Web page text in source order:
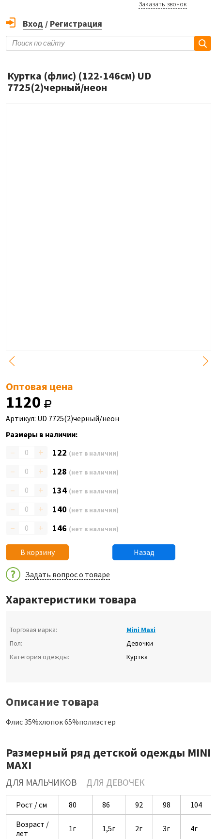
Заказать звонок
Вход / Регистрация
Куртка (флис) (122-146см) UD
7725(2)черный/неон
Оптовая цена
1120
Артикул: UD 7725(2)черный/неон
Размеры в наличии:
– + 122 (нет в наличии)
– + 128 (нет в наличии)
– + 134 (нет в наличии)
– + 140 (нет в наличии)
– + 146 (нет в наличии)
В корзину Назад
Задать вопрос о товаре
Характеристики товара
Торговая марка:
Mini Maxi
Пол:
Девочки
Категория одежды:
Куртка
Описание товара
Флис 35%хлопок 65%полиэстер
Размерный ряд детской одежды MINI
MAXI
ДЛЯ МАЛЬЧИКОВ ДЛЯ ДЕВОЧЕК
Рост / см 80 86 92 98
104
Возраст /
лет
1г 1,5г 2г 3г 4г